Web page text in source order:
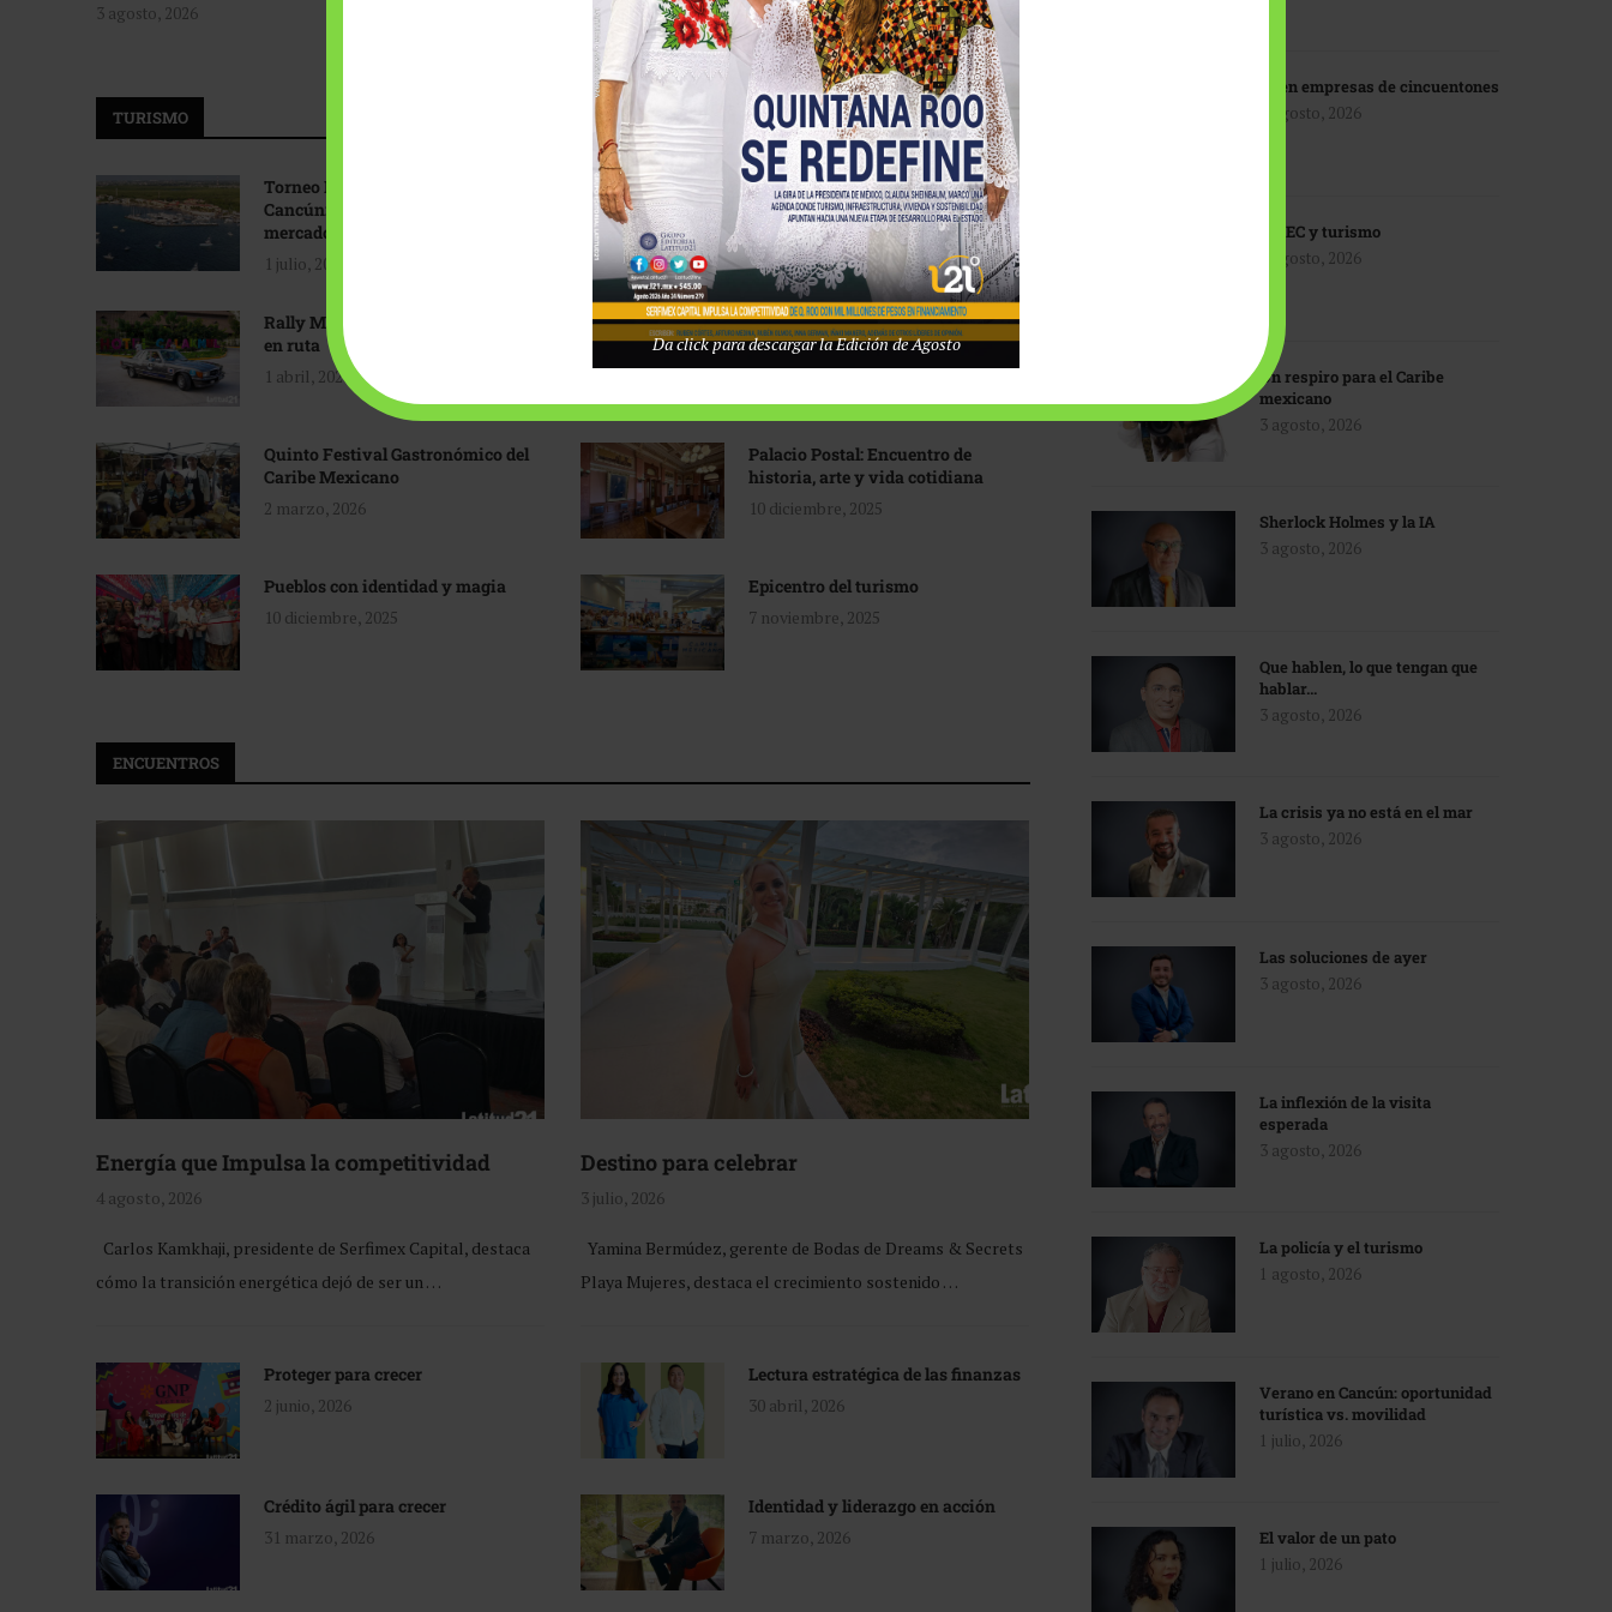
3 agosto, 2026
Tecnológico de Monterrey
3 agosto, 2026
TURISMO
Torneo Internacional de Pesca
Cancún: Navegando hacia nuevos
mercados
1 julio, 2026
Promoción turística con visión
1 abril, 2026
Rally Maya: Herencia automotriz
en ruta
1 abril, 2026
Industria global en
reconfiguración
31 marzo, 2026
Quinto Festival Gastronómico del
Caribe Mexicano
2 marzo, 2026
Palacio Postal: Encuentro de
historia, arte y vida cotidiana
10 diciembre, 2025
Pueblos con identidad y magia
10 diciembre, 2025
Epicentro del turismo
7 noviembre, 2025
ENCUENTROS
Energía que Impulsa la competitividad
4 agosto, 2026
Carlos Kamkhaji, presidente de Serfimex Capital, destaca
cómo la transición energética dejó de ser un …
Destino para celebrar
3 julio, 2026
Yamina Bermúdez, gerente de Bodas de Dreams & Secrets
Playa Mujeres, destaca el crecimiento sostenido …
Proteger para crecer
2 junio, 2026
Lectura estratégica de las finanzas
30 abril, 2026
Crédito ágil para crecer
31 marzo, 2026
Identidad y liderazgo en acción
7 marzo, 2026
IA en empresas de cincuentones
3 agosto, 2026
TMEC y turismo
3 agosto, 2026
Un respiro para el Caribe
mexicano
3 agosto, 2026
Sherlock Holmes y la IA
3 agosto, 2026
Que hablen, lo que tengan que
hablar…
3 agosto, 2026
La crisis ya no está en el mar
3 agosto, 2026
Las soluciones de ayer
3 agosto, 2026
La inflexión de la visita
esperada
3 agosto, 2026
La policía y el turismo
1 agosto, 2026
Verano en Cancún: oportunidad
turística vs. movilidad
1 julio, 2026
El valor de un pato
1 julio, 2026
Da click para descargar la Edición de Agosto